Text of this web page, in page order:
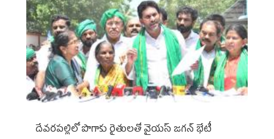
దేవరపల్లిలో పొగాకు రైతులతో వైయస్ జగన్ భేటీ